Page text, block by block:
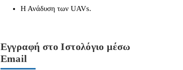
Η Ανάδυση των UAVs.
Εγγραφή στο Ιστολόγιο μέσω
Email